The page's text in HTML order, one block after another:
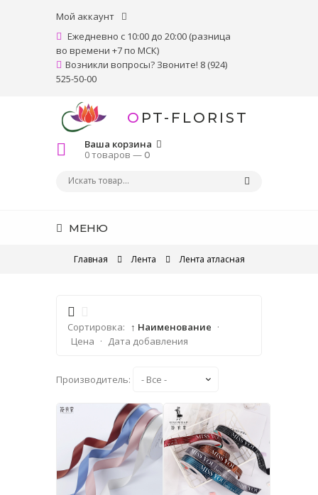
Мой аккаунт
Ежедневно с 10:00 до 20:00 (разница
во времени +7 по МСК)
Возникли вопросы? Звоните! 8 (924)
525-50-00
OPT-FLORIST
Ваша корзина
0 товаров —0
МЕНЮ
Главная Лента Лента атласная
Сортировка: ↑ Наименование ·
Цена · Дата добавления
Производитель: